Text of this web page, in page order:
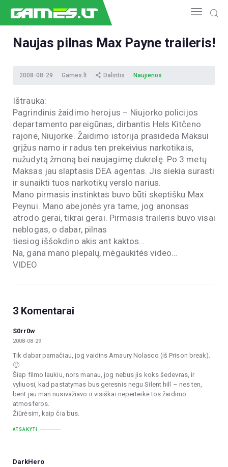
GAMEDEV
GELEŽIS
VIDEO
APŽVALGOS
ŽAIDIMAI
Naujas pilnas Max Payne traileris!
2008-08-29 Games.lt Dalintis Naujienos
Ištrauka:
Pagrindinis žaidimo herojus – Niujorko policijos
departamento pareigūnas, dirbantis Hels Kitčeno
rajone, Niujorke. Žaidimo istorija prasideda Maksui
grįžus namo ir radus ten prekeivius narkotikais,
nužudytą žmoną bei naujagimę dukrelę. Po 3 metų
Maksas jau slaptasis DEA agentas. Jis siekia surasti
ir sunaikti tuos narkotikų verslo narius.
Mano pirmasis instinktas buvo būti skeptišku Max
Peynui. Mano abejonės yra tame, jog anonsas
atrodo gerai, tikrai gerai. Pirmasis traileris buvo visai
neblogas, o dabar, pilnas
tiesiog iššokdino akis ant kaktos…
Na, gana mano plepalų, mėgaukitės video…
VIDEO
3 Komentarai
S0rr0w
2008-08-29
Tik dabar pamačiau, jog vaidins Amaury Nolasco (iš Prison break).
🙂
Šiap filmo laukiu, nors manau, jog nebus jis koks šedevras, ir
vyliuosi, kad pastatymas bus geresnis negu Silent hill – nes ten,
bent jau man nusivažiavo ir visiškai neperteikė tos žaidimo
atmosferos.
Žiūrėsim, kaip čia bus.
ATSAKYTI
DarkHero